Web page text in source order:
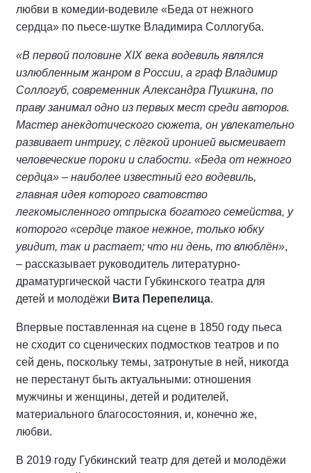
любви в комедии-водевиле «Беда от нежного
сердца» по пьесе-шутке Владимира Соллогуба.
«В первой половине XIX века водевиль являлся
излюбленным жанром в России, а граф Владимир
Соллогуб, современник Александра Пушкина, по
праву занимал одно из первых мест среди авторов.
Мастер анекдотического сюжета, он увлекательно
развивает интригу, с лёгкой иронией высмеивает
человеческие пороки и слабости. «Беда от нежного
сердца» – наиболее известный его водевиль,
главная идея которого сватовство
легкомысленного отпрыска богатого семейства, у
которого «сердце такое нежное, только юбку
увидит, так и растает; что ни день, то влюблён»,
– рассказывает руководитель литературно-
драматургической части Губкинского театра для
детей и молодёжи Вита Перепелица.
Впервые поставленная на сцене в 1850 году пьеса
не сходит со сценических подмостков театров и по
сей день, поскольку темы, затронутые в ней, никогда
не перестанут быть актуальными: отношения
мужчины и женщины, детей и родителей,
материального благосостояния, и, конечно же,
любви.
В 2019 году Губкинский театр для детей и молодёжи